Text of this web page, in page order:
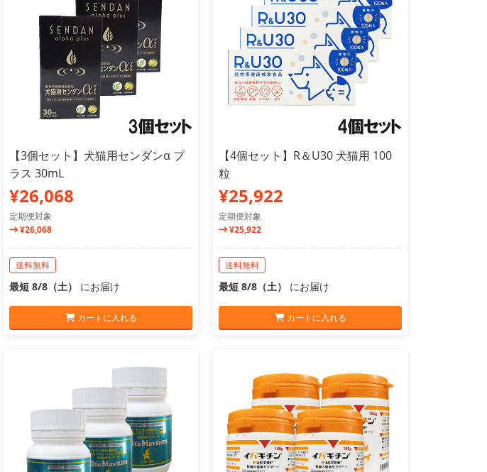
【3個セット】犬猫用センダンα プ
ラス 30mL
¥26,068
定期便対象
¥26,068
送料無料
最短 8/8（土） にお届け
カートに入れる
【4個セット】R＆U30 犬猫用 100
粒
¥25,922
定期便対象
¥25,922
送料無料
最短 8/8（土） にお届け
カートに入れる